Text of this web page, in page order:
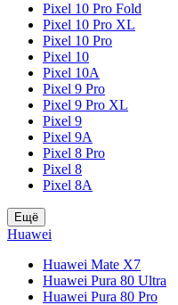
Pixel 10 Pro Fold
Pixel 10 Pro XL
Pixel 10 Pro
Pixel 10
Pixel 10A
Pixel 9 Pro
Pixel 9 Pro XL
Pixel 9
Pixel 9A
Pixel 8 Pro
Pixel 8
Pixel 8A
Ещё
Huawei
Huawei Mate X7
Huawei Pura 80 Ultra
Huawei Pura 80 Pro